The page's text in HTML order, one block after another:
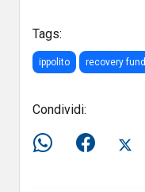
Tags:
ippolito recovery fund
Condividi: